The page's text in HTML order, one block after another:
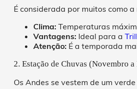
É considerada por muitos como a
Clima: Temperaturas
Vantagens: Ideal para a
Atenção: É a temporada
2. Estação de Chuvas (Novembro
Os Andes se vestem de um